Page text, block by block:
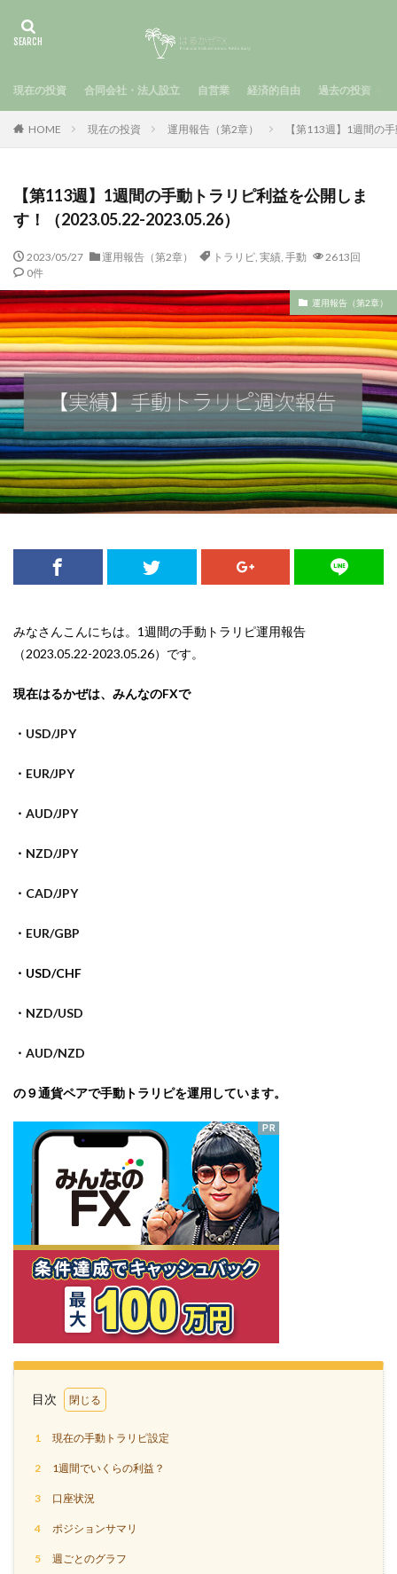
現在の投資 合同会社・法人設立 自営業 経済的自由 過去の投資
HOME 現在の投資 運用報告（第2章） 【第113週】1週間の
【第113週】1週間の手動トラリピ利益を公開しま
す！（2023.05.22-2023.05.26）
2023/05/27 運用報告（第2章） トラリピ, 実績, 手動
2613回
0件
運用報告（第2章）
みなさんこんにちは。1週間の手動トラリピ運用報告
（2023.05.22-2023.05.26）です。
現在はるかぜは、みんなのFXで
・USD/JPY
・EUR/JPY
・AUD/JPY
・NZD/JPY
・CAD/JPY
・EUR/GBP
・USD/CHF
・NZD/USD
・AUD/NZD
の９通貨ペアで手動トラリピを運用しています。
目次
1 現在の手動トラリピ設定
2 1週間でいくらの利益？
3 口座状況
4 ポジションサマリ
5 週ごとのグラフ